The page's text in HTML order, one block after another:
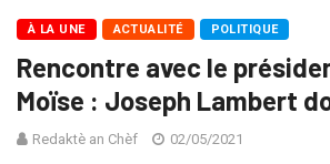
À LA UNE ACTUALITÉ POLITIQUE
Rencontre avec le
Moïse : Joseph Lambert
Redaktè an Chèf 02/05/2021